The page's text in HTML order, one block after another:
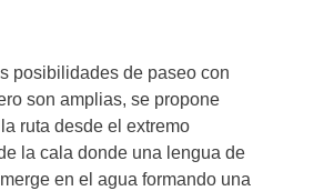
posibilidades de paseo con
son amplias, se propone
ruta desde el extremo
la cala donde una lengua de
en el agua formando una